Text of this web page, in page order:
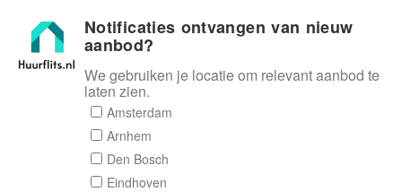
Huurflits
Reactieformulier
Huurflits
Notificaties ontvangen van nieuw
aanbod?
We gebruiken je locatie om relevant aanbod te
laten zien.
Amsterdam
Arnhem
Den Bosch
Eindhoven